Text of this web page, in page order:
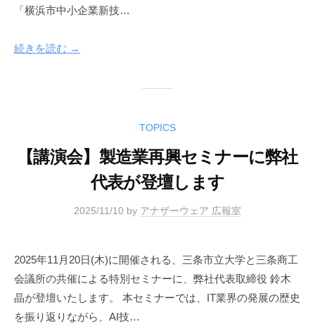
「横浜市中小企業新技…
続きを読む →
TOPICS
【講演会】製造業再興セミナーに弊社
代表が登壇します
2025/11/10 by アナザーウェア 広報室
2025年11月20日(木)に開催される、三条市立大学と三条商工
会議所の共催による特別セミナーに、弊社代表取締役 鈴木
晶が登壇いたします。 本セミナーでは、IT業界の発展の歴史
を振り返りながら、AI技…